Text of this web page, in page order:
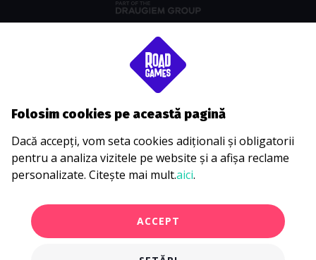
Folosim cookies pe această pagină
Dacă accepți, vom seta cookies adiționali și obligatorii
pentru a analiza vizitele pe website și a afișa reclame
personalizate. Citește mai mult.aici.
ACCEPT